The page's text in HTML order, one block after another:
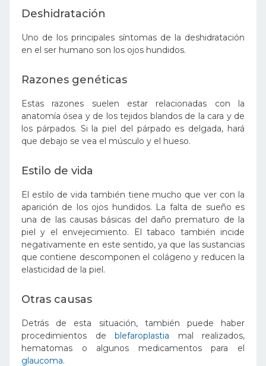
Deshidratación
Uno de los principales síntomas de la deshidratación
en el ser humano son los ojos hundidos.
Razones genéticas
Estas razones suelen estar relacionadas con la
anatomía ósea y de los tejidos blandos de la cara y de
los párpados. Si la piel del párpado es delgada, hará
que debajo se vea el músculo y el hueso.
Estilo de vida
El estilo de vida también tiene mucho que ver con la
aparición de los ojos hundidos. La falta de sueño es
una de las causas básicas del daño prematuro de la
piel y el envejecimiento. El tabaco también incide
negativamente en este sentido, ya que las sustancias
que contiene descomponen el colágeno y reducen la
elasticidad de la piel.
Otras causas
Detrás de esta situación, también puede haber
procedimientos de blefaroplastia mal realizados,
hematomas o algunos medicamentos para el
glaucoma.